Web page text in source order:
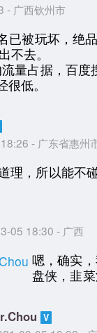
- 广西钦州市
已被玩坏，绝
不去。
量占据，百度
低。
- 广东省惠州
理，所以能不
05 18:30 - 广西
嗯，确实
盘侠，韭菜